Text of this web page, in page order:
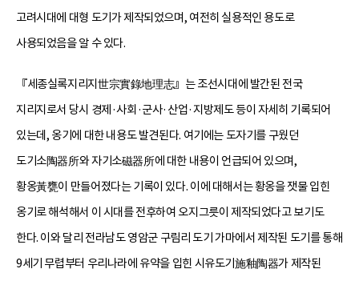
고려시대에 대형 도기가 제작되었으며, 여전히 실용적인 용도로
사용되었음을 알 수 있다.
『세종실록지리지世宗實錄地理志』는 조선시대에 발간된 전국
지리지로서 당시 경제·사회·군사·산업·지방제도 등이 자세히 기록되어
있는데, 옹기에 대한 내용도 발견된다. 여기에는 도자기를 구웠던
도기소陶器所와 자기소磁器所에 대한 내용이 언급되어 있으며,
황옹黃甕이 만들어졌다는 기록이 있다. 이에 대해서는 황옹을 잿물 입힌
옹기로 해석해서 이 시대를 전후하여 오지그릇이 제작되었다고 보기도
한다. 이와 달리 전라남도 영암군 구림리 도기 가마에서 제작된 도기를 통해
9세기 무렵부터 우리나라에 유약을 입힌 시유도기施釉陶器가 제작된